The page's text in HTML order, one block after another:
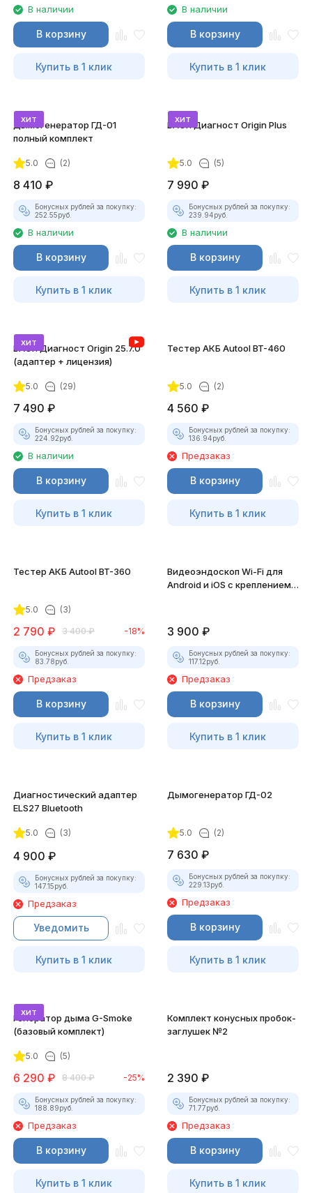
В наличии
В корзину
Купить в 1 клик
В наличии
В корзину
Купить в 1 клик
хит
Дымогенератор ГД-01
полный комплект
5.0 (2)
8 410 ₽
Бонусных рублей за покупку:
252.55руб.
В наличии
В корзину
Купить в 1 клик
хит
ВАСЯ Диагност Origin Plus
5.0 (5)
7 990 ₽
Бонусных рублей за покупку:
239.94руб.
В наличии
В корзину
Купить в 1 клик
хит
ВАСЯ Диагност Origin 25.7.0
(адаптер + лицензия)
5.0 (29)
7 490 ₽
Бонусных рублей за покупку:
224.92руб.
В наличии
В корзину
Купить в 1 клик
Тестер АКБ Autool BT-460
5.0 (2)
4 560 ₽
Бонусных рублей за покупку:
136.94руб.
Предзаказ
В корзину
Купить в 1 клик
Тестер АКБ Autool BT-360
5.0 (3)
2 790 ₽ 3 400 ₽ -18%
Бонусных рублей за покупку:
83.78руб.
Предзаказ
В корзину
Купить в 1 клик
Видеоэндоскоп Wi-Fi для
Android и iOS с креплением
3 900 ₽
Бонусных рублей за покупку:
117.12руб.
Предзаказ
В корзину
Купить в 1 клик
Диагностический адаптер
ELS27 Bluetooth
5.0 (3)
4 900 ₽
Бонусных рублей за покупку:
147.15руб.
Предзаказ
Уведомить
Купить в 1 клик
Дымогенератор ГД-02
5.0 (2)
7 630 ₽
Бонусных рублей за покупку:
229.13руб.
Предзаказ
В корзину
Купить в 1 клик
хит
Генератор дыма G-Smoke
(базовый комплект)
5.0 (5)
6 290 ₽ 8 400 ₽ -25%
Бонусных рублей за покупку:
188.89руб.
Предзаказ
В корзину
Купить в 1 клик
Комплект конусных пробок-
заглушек №2
2 390 ₽
Бонусных рублей за покупку:
71.77руб.
Предзаказ
В корзину
Купить в 1 клик